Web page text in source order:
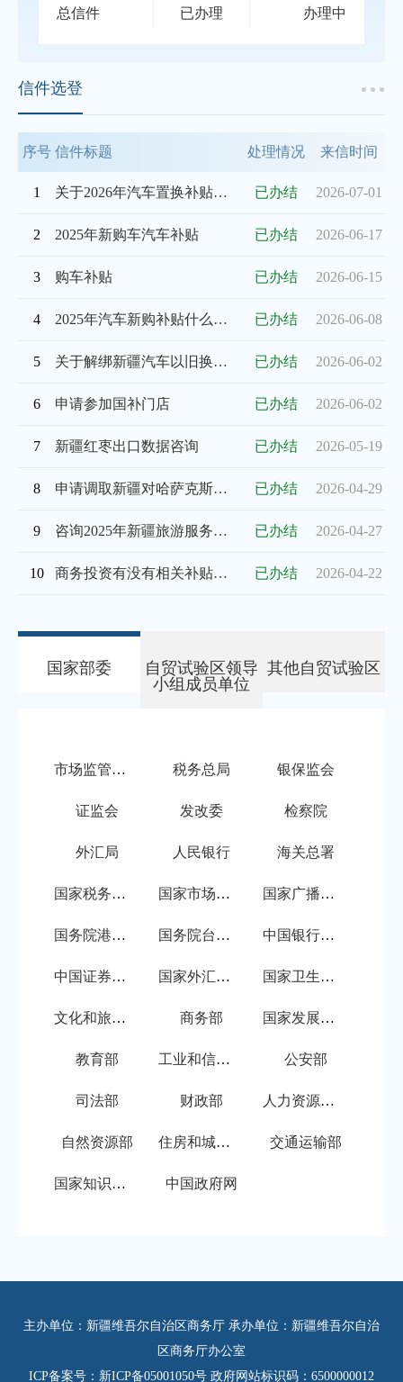
总信件 已办理 办理中
信件选登
序号 信件标题 处理情况 来信时间
1 关于2026年汽车置换补贴的审批 已办结 2026-07-01
2 2025年新购车汽车补贴 已办结 2026-06-17
3 购车补贴 已办结 2026-06-15
4 2025年汽车新购补贴什么时候可以发放 已办结 2026-06-08
5 关于解绑新疆汽车以旧换新置换更新补贴资格的求助 已办结 2026-06-02
6 申请参加国补门店 已办结 2026-06-02
7 新疆红枣出口数据咨询 已办结 2026-05-19
8 申请调取新疆对哈萨克斯坦的文化产品出口数据 已办结 2026-04-29
9 咨询2025年新疆旅游服务贸易相关数据 已办结 2026-04-27
10 商务投资有没有相关补贴政策 已办结 2026-04-22
国家部委
自贸试验区领导
小组成员单位
其他自贸试验区
市场监管总局 税务总局 银保监会
证监会 发改委 检察院
外汇局 人民银行 海关总署
国家税务总局 国家市场监督管理总局 国家广播电视总局
国务院港澳事务办公室 国务院台湾事务办公室 中国银行保险监督管理委员会
中国证券监督管理委员会 国家外汇管理局 国家卫生健康委员会
文化和旅游部 商务部 国家发展和改革委员会
教育部 工业和信息化部 公安部
司法部 财政部 人力资源和社会保障部
自然资源部 住房和城乡建设部 交通运输部
国家知识产权局 中国政府网
主办单位：新疆维吾尔自治区商务厅 承办单位：新疆维吾尔自治
区商务厅办公室
ICP备案号：新ICP备05001050号 政府网站标识码：6500000012